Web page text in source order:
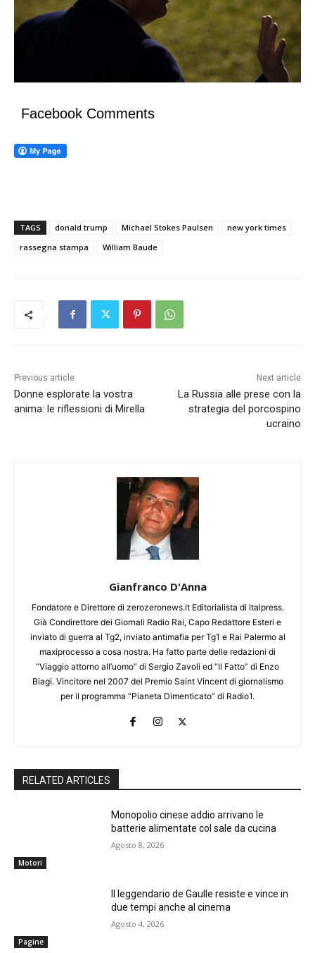
Facebook Comments
TAGS donald trump Michael Stokes Paulsen
new york times
rassegna stampa
William Baude
Previous article
Donne esplorate la vostra
anima: le riflessioni di Mirella
Next article
La Russia alle prese con la
strategia del porcospino
ucraino
Gianfranco D'Anna
Fondatore e Direttore di zerozeronews.it Editorialista di Italpress.
Già Condirettore dei Giornali Radio Rai, Capo Redattore Esteri e
inviato di guerra al Tg2, inviato antimafia per Tg1 e Rai Palermo al
maxiprocesso a cosa nostra. Ha fatto parte delle redazioni di
“Viaggio attorno all’uomo” di Sergio Zavoli ed “Il Fatto” di Enzo
Biagi. Vincitore nel 2007 del Premio Saint Vincent di giornalismo
per il programma “Pianeta Dimenticato” di Radio1.
RELATED ARTICLES
Motori
Monopolio cinese addio arrivano le
batterie alimentate col sale da cucina
Agosto 8, 2026
Pagine
Il leggendario de Gaulle resiste e vince in
due tempi anche al cinema
Agosto 4, 2026